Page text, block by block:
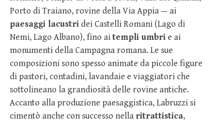
Porto di Traiano, rovine della Via Appia — ai
paesaggi lacustri dei Castelli Romani (Lago di
Nemi, Lago Albano), fino aitempli umbri e ai
monumenti della Campagna romana. Le sue
composizioni sono spesso animate da piccole figure
di pastori, contadini, lavandaie e viaggiatori che
sottolineano la grandiosità delle rovine antiche.
Accanto alla produzione paesaggistica, Labruzzi si
cimentò anche con successo nella ritrattistica,